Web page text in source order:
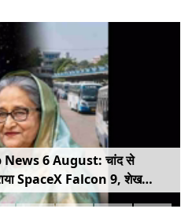
News 6 August: चांद से
SpaceX Falcon 9, शेख
की घर वापसी का ऐलान, MP में बस